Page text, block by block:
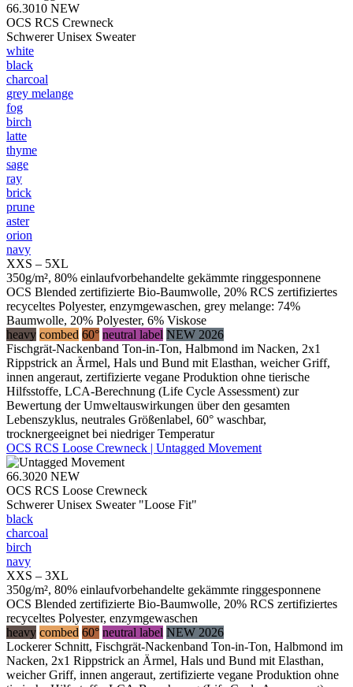
66.3010 NEW
OCS RCS Crewneck
Schwerer Unisex Sweater
white
black
charcoal
grey melange
fog
birch
latte
thyme
sage
ray
brick
prune
aster
orion
navy
XXS – 5XL
350g/m², 80% einlaufvorbehandelte gekämmte ringgesponnene
OCS Blended zertifizierte Bio-Baumwolle, 20% RCS zertifiziertes
recyceltes Polyester, enzymgewaschen, grey melange: 74%
Baumwolle, 20% Polyester, 6% Viskose
heavy combed 60° neutral label NEW 2026
Fischgrät-Nackenband Ton-in-Ton, Halbmond im Nacken, 2x1
Rippstrick an Ärmel, Hals und Bund mit Elasthan, weicher Griff,
innen angeraut, zertifizierte vegane Produktion ohne tierische
Hilfsstoffe, LCA-Berechnung (Life Cycle Assessment) zur
Bewertung der Umweltauswirkungen über den gesamten
Lebenszyklus, neutrales Größenlabel, 60° waschbar,
trocknergeeignet bei niedriger Temperatur
OCS RCS Loose Crewneck | Untagged Movement
66.3020 NEW
OCS RCS Loose Crewneck
Schwerer Unisex Sweater "Loose Fit"
black
charcoal
birch
navy
XXS – 3XL
350g/m², 80% einlaufvorbehandelte gekämmte ringgesponnene
OCS Blended zertifizierte Bio-Baumwolle, 20% RCS zertifiziertes
recyceltes Polyester, enzymgewaschen
heavy combed 60° neutral label NEW 2026
Lockerer Schnitt, Fischgrät-Nackenband Ton-in-Ton, Halbmond im
Nacken, 2x1 Rippstrick an Ärmel, Hals und Bund mit Elasthan,
weicher Griff, innen angeraut, zertifizierte vegane Produktion ohne